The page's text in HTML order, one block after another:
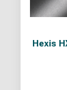
Hexis